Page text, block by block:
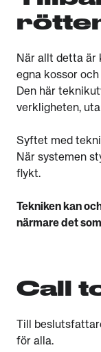
När allt detta är
egna kossor
Den här
verkligheten,
Syftet med
När systemen
flykt.
Tekniken kan
närmare det
Call
Till
för alla.